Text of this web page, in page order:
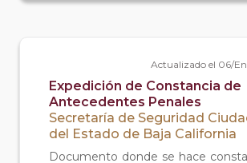
Actualizado el 06/
Expedición de Constancia de
Antecedentes Penales
Secretaría de Seguridad
del Estado de Baja California
Documento donde se hace